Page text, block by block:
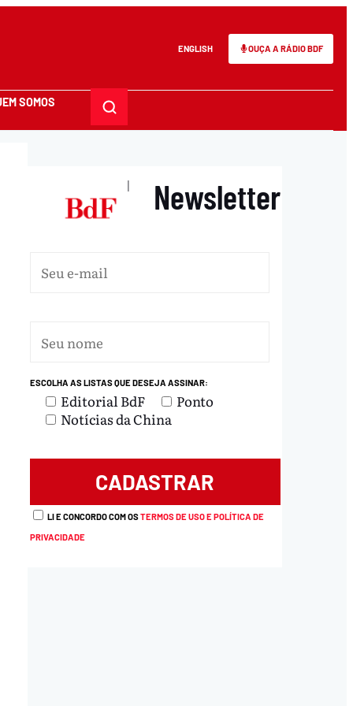
ENGLISH OUÇA A RÁDIO BDF
SOMOS
| Newsletter
ESCOLHA AS LISTAS QUE DESEJA ASSINAR:
Editorial BdF
Ponto
Notícias da China
LI E CONCORDO COM OSTERMOS DE USO E POLÍTICA DE
PRIVACIDADE